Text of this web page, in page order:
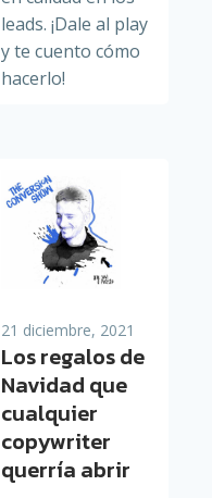
leads. ¡Dale al play
y te cuento cómo
hacerlo!
21 diciembre, 2021
Los regalos de
Navidad que
cualquier
copywriter
querría abrir